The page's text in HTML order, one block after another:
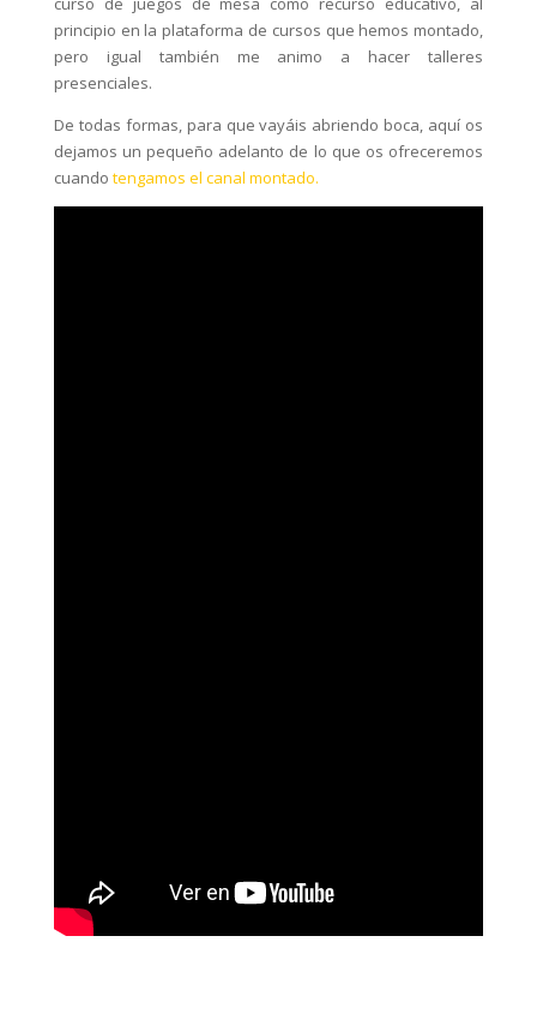
principio en la plataforma de cursos que hemos montado,
pero igual también me animo a hacer talleres
presenciales.
De todas formas, para que vayáis abriendo boca, aquí os
dejamos un pequeño adelanto de lo que os ofreceremos
cuando tengamos el canal montado.